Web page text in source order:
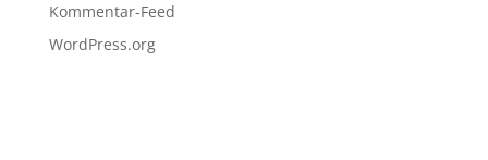
Kommentar-Feed
WordPress.org